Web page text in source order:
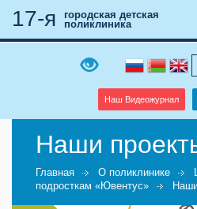
Наш Видеожурнал
17-я
городская детская
поликлиника
Наши
Главная О поликлинике
подросткам «Ювентус»